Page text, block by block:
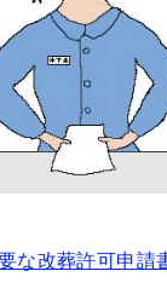
な改葬許可申請